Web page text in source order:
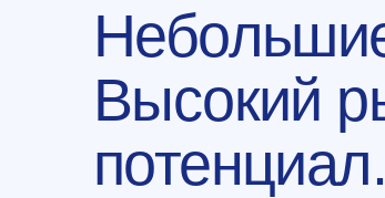
Высокий
потенциал.